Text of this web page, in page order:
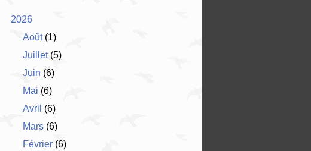
2026
Août(1)
Juillet(5)
Juin (6)
Mai (6)
Avril (6)
Mars (6)
Février (6)